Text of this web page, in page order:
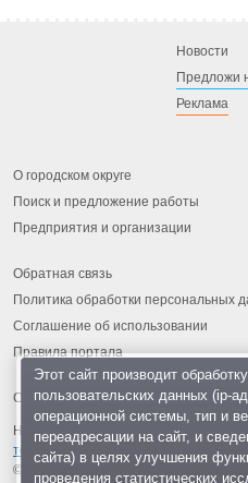
Новости
Предложи
Реклама
О городском округе
Поиск и предложение работы
Предприятия и организации
Обратная связь
Политика обработки персональных
Соглашение об использовании
Правила портала
На информационном ресурсе
технологии
© 2013-2026 «ОИНФО»,
сделано в
Этот сайт производит обработку
пользовательских данных (ip-
операционной системы, тип и
переадресации на сайт, и
сайта) в целях улучшения
проведения статистических